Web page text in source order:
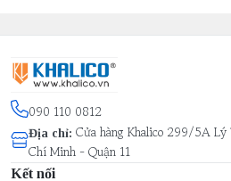
090 110 0812
Địa chỉ: Cửa hàng Khalico 299/5A
Chí Minh - Quận 11
Kết nối